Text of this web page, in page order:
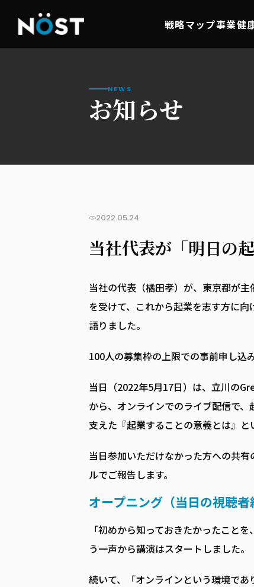
戦略マップ事業健
NEWS
お知らせ
2022.05.24
当社代表が「明日の
当社の代表（橘田孝）が、東京都が
を受けて、これから起業を志す方に
語りました。
100人の募集枠の上限での事前申し込
当日（2022年5月17日）は、立川の
から、オンラインでのライブ配信で
支えた『起業することの意義とは』と
当日参加いただけなかった方への共
ルでご報告します。
オープニング（当日の視聴者
「初めから知っておきたかったこと
う一声から講演はスタートしました。
続いて、「オンラインという環境で